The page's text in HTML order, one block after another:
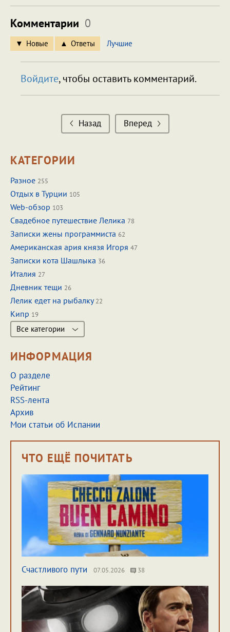
Комментарии 0
Новые Ответы Лучшие
Войдите, чтобы оставить комментарий.
Назад Вперед
КАТЕГОРИИ
Разное 255
Отдых в Турции 105
Web-обзор 103
Свадебное путешествие Лелика 78
Записки жены программиста 62
Американская ария князя Игоря 47
Записки кота Шашлыка 36
Италия 27
Дневник тещи 26
Лелик едет на рыбалку22
Кипр 19
Все категории
ИНФОРМАЦИЯ
О разделе
Рейтинг
RSS-лента
Архив
Мои статьи об Испании
ЧТО ЕЩЁ ПОЧИТАТЬ
Счастливого пути 07.05.2026 38